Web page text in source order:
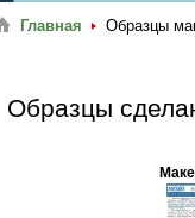
Главная Образцы
Образцы